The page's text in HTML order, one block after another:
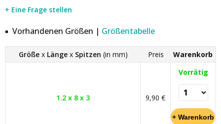
+ Eine Frage stellen
Vorhandenen Größen | Größentabelle
Größe x Länge x Spitzen (in mm) Preis Warenkorb
1.2 x 8 x 3 9,90 €
Vorrätig